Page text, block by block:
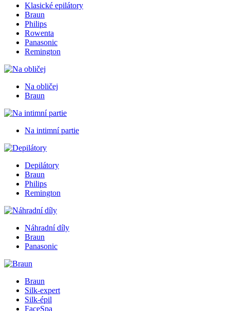
Klasické epilátory
Braun
Philips
Rowenta
Panasonic
Remington
Na obličej
Braun
Na intimní partie
Depilátory
Braun
Philips
Remington
Náhradní díly
Braun
Panasonic
Braun
Silk-expert
Silk-épil
FaceSpa